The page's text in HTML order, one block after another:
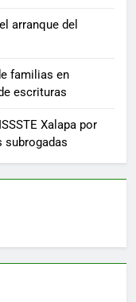
arranque del
familias en
escrituras
Xalapa por
subrogadas